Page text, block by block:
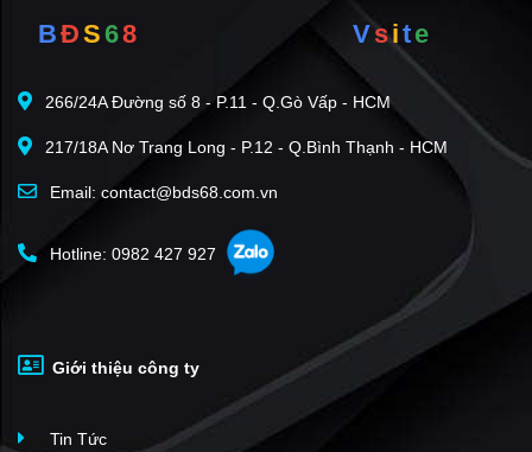
BĐS68 Vsite
266/24A Đường số 8 - P.11 - Q.Gò Vấp - HCM
217/18A Nơ Trang Long - P.12 - Q.Bình Thạnh - HCM
Email: contact@bds68.com.vn
Hotline: 0982 427 927
Giới thiệu công ty
Tin Tức